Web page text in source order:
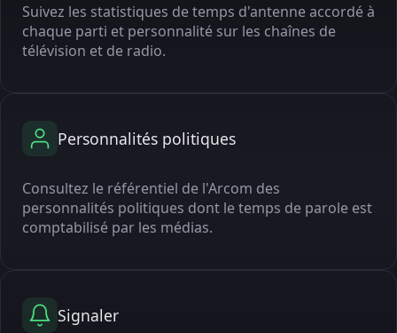
Suivez les statistiques de temps d'antenne accordé à
chaque parti et personnalité sur les chaînes de
télévision et de radio.
Personnalités politiques
Consultez le référentiel de l'Arcom des
personnalités politiques dont le temps de parole est
comptabilisé par les médias.
Signaler